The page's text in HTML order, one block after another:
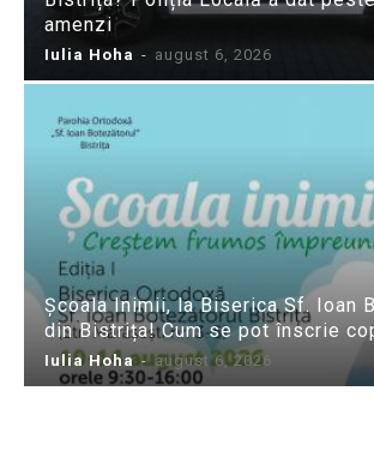
amenzi
Iulia Hoha - august 6, 2026
Școala Inimii, la Biserica Sf. Ioan
din Bistrița! Cum se pot înscrie
Iulia Hoha - august 6, 2026